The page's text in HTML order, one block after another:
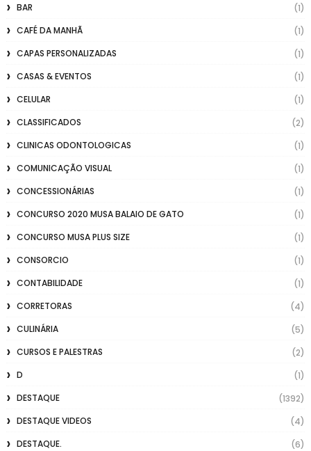
BAR
(1)
CAFÉ DA MANHÃ
(1)
CAPAS PERSONALIZADAS
(1)
CASAS & EVENTOS
(1)
CELULAR
(1)
CLASSIFICADOS
(2)
CLINICAS ODONTOLOGICAS
(1)
COMUNICAÇÃO VISUAL
(1)
CONCESSIONÁRIAS
(1)
CONCURSO 2020 MUSA BALAIO DE GATO
(1)
CONCURSO MUSA PLUS SIZE
(1)
CONSORCIO
(1)
CONTABILIDADE
(1)
CORRETORAS
(4)
CULINÁRIA
(5)
CURSOS E PALESTRAS
(2)
D
(1)
DESTAQUE
(1392)
DESTAQUE VIDEOS
(4)
DESTAQUE.
(6)